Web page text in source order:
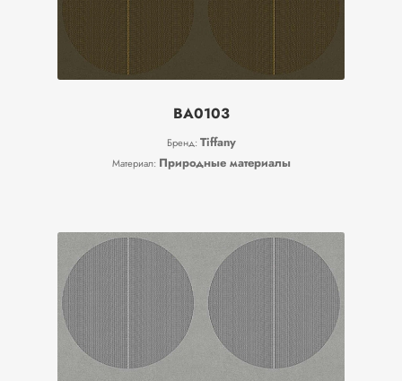
BA0103
Бренд: Tiffany
Материал: Природные материалы